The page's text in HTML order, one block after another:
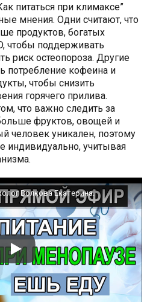
питаться при климаксе”
мнения. Одни считают, что
продуктов, богатых
чтобы поддерживать
риск остеопороза. Другие
потребление кофеина и
чтобы снизить
горячего прилива.
что важно следить за
фруктов, овощей и
человек уникален, поэтому
индивидуально, учитывая
Волкова Екатерина.